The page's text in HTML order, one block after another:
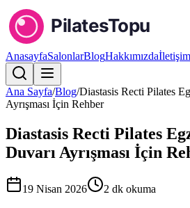
AnasayfaSalonlarBlogHakkımızdaİletişim
Ana Sayfa/Blog/Diastasis Recti Pilates
Ayrışması İçin Rehber
Diastasis Recti Pilates
Duvarı Ayrışması İçin
19 Nisan 2026 2 dk okuma